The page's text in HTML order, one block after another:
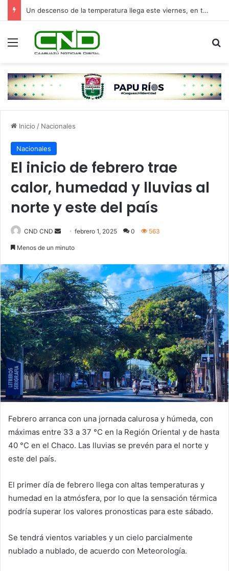
Un descenso de la temperatura llega este viernes, en torno a los 13°C
Menú
Inicio / Nacionales
Nacionales
El inicio de febrero trae
calor, humedad y lluvias al
norte y este del país
CND CND
Sendfebrero 1, 2025 0 563
Menos de un minuto
Febrero arranca con una jornada calurosa y húmeda, con
máximas entre 33 a 37 °C en la Región Oriental y de hasta
40 °C en el Chaco. Las lluvias se prevén para el norte y
este del país.
El primer día de febrero llega con altas temperaturas y
humedad en la atmósfera, por lo que la sensación térmica
podría superar los valores pronosticas para este sábado.
Se tendrá vientos variables y un cielo parcialmente
nublado a nublado, de acuerdo con Meteorología.